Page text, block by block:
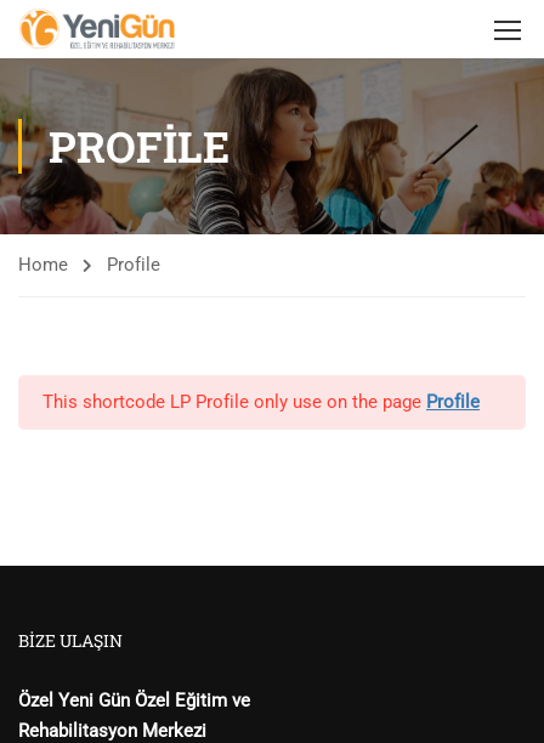
PROFILE
Home Profile
This shortcode LP Profile only use on the page Profile
BIZE ULAŞIN
Özel Yeni Gün Özel Eğitim ve
Rehabilitasyon Merkezi